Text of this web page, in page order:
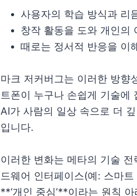
사용자의 학습 방식과 리
창작 활동을 도와 개인의
때로는 정서적 반응을 이
마크 저커버그는 이러한 방향
트폰이 누구나 손쉽게 기술에
AI가 사람의 일상 속으로 더
입니다.
이러한 변화는 메타의 기술
드웨어 인터페이스(예: 스마
**‘개인 중심’**이라는 원칙